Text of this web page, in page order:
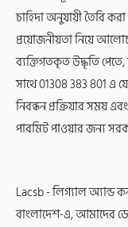
চাহিদা অনুযায়ী তৈরি
প্রয়োজনীয়তা নিয়ে
ব্যক্তিগতকৃত উদ্ধৃতি
সাথে01308 383 801এ
নিবন্ধন প্রক্রিয়ার সময়
পারমিট পাওয়ার জন্য
Lacsb - লিগ্যাল অ্যান্ড
বাংলাদেশ-এ, আমাদের